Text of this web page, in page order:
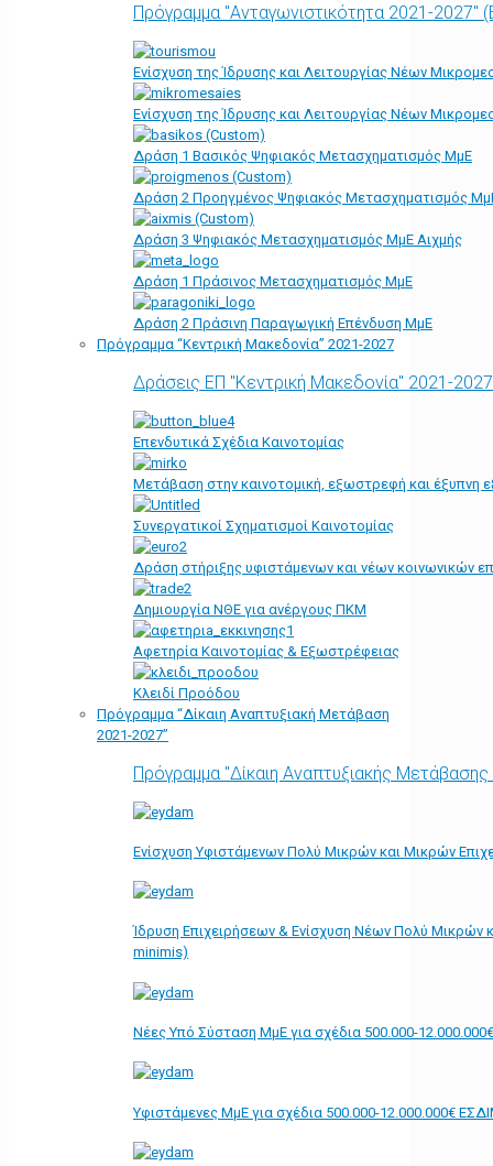
Πρόγραμμα "Ανταγωνιστικότητα 2021-
Ενίσχυση της Ίδρυσης και Λειτουργίας Νέων
Ενίσχυση της Ίδρυσης και Λειτουργίας Νέων
Δράση 1 Βασικός Ψηφιακός Μετασχηματισμός ΜμΕ
Δράση 2 Προηγμένος Ψηφιακός Μετασχηματισμός
Δράση 3 Ψηφιακός Μετασχηματισμός ΜμΕ Αιχμής
Δράση 1 Πράσινος Μετασχηματισμός ΜμΕ
Δράση 2 Πράσινη Παραγωγική Επένδυση ΜμΕ
Πρόγραμμα “Κεντρική Μακεδονία” 2021-2027
Δράσεις ΕΠ "Κεντρική Μακεδονία" 2021-2027
Επενδυτικά Σχέδια Καινοτομίας
Μετάβαση στην καινοτομική, εξωστρεφή και έξυπνη
Συνεργατικοί Σχηματισμοί Καινοτομίας
Δράση στήριξης υφιστάμενων και νέων κοινωνικών
Δημιουργία ΝΘΕ για ανέργους ΠΚΜ
Αφετηρία Kαινοτομίας & Εξωστρέφειας
Κλειδί Προόδου
Πρόγραμμα “Δίκαιη Αναπτυξιακή Μετάβαση
2021-2027”
Πρόγραμμα "Δίκαιη Αναπτυξιακής
Ενίσχυση Υφιστάμενων Πολύ Μικρών και Μικρών
Ίδρυση Επιχειρήσεων & Ενίσχυση Νέων Πολύ Μικρών
minimis)
Νέες Υπό Σύσταση ΜμΕ για σχέδια 500.000-
Υφιστάμενες ΜμΕ για σχέδια 500.000-12.000.000€